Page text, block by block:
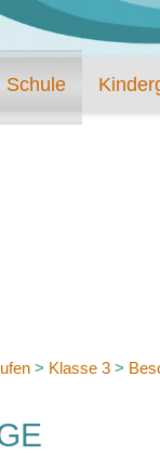
Schule
> Klasse 3 >